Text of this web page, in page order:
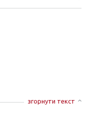
згорнути текст